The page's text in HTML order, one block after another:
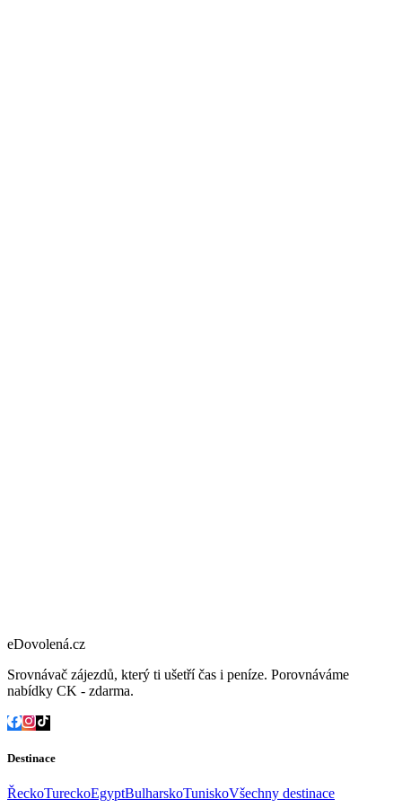
eDovolená.cz
Srovnávač zájezdů, který ti ušetří čas i peníze. Porovnáváme
nabídky CK - zdarma.
Destinace
ŘeckoTureckoEgyptBulharskoTuniskoVšechny destinace